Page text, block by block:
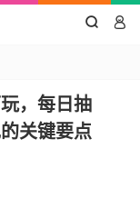
 
，每日抽
关键要点